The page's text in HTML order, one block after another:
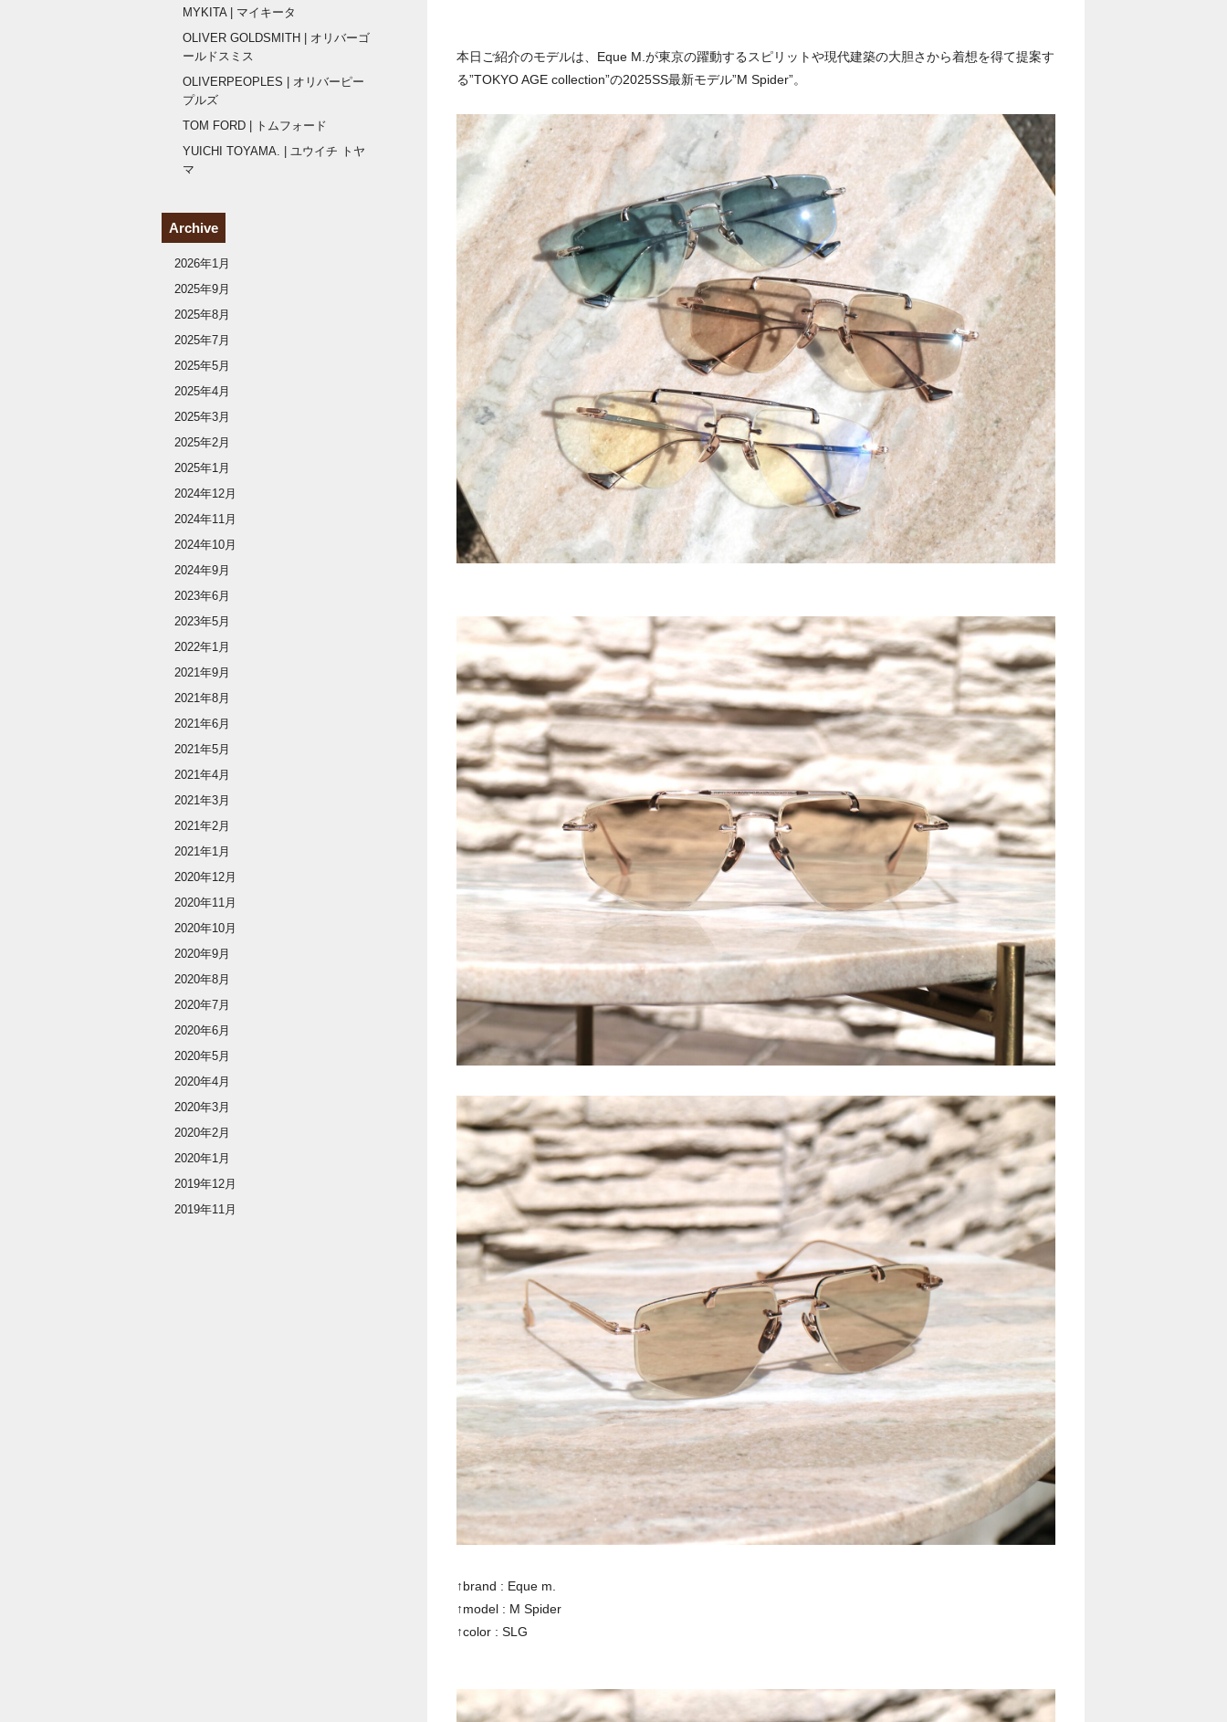
本日ご紹介のモデルは、Eque M.が東京の躍動するスピリットや現代建築の大胆さから着想を得て提案す
る”TOKYO AGE collection”の2025SS最新モデル”M Spider”。
↑brand : Eque m.
↑model : M Spider
↑color : SLG
MYKITA | マイキータ
OLIVER GOLDSMITH | オリバーゴ
ールドスミス
OLIVERPEOPLES | オリバーピー
プルズ
TOM FORD | トムフォード
YUICHI TOYAMA. | ユウイチ トヤ
マ
Archive
2026年1月
2025年9月
2025年8月
2025年7月
2025年5月
2025年4月
2025年3月
2025年2月
2025年1月
2024年12月
2024年11月
2024年10月
2024年9月
2023年6月
2023年5月
2022年1月
2021年9月
2021年8月
2021年6月
2021年5月
2021年4月
2021年3月
2021年2月
2021年1月
2020年12月
2020年11月
2020年10月
2020年9月
2020年8月
2020年7月
2020年6月
2020年5月
2020年4月
2020年3月
2020年2月
2020年1月
2019年12月
2019年11月